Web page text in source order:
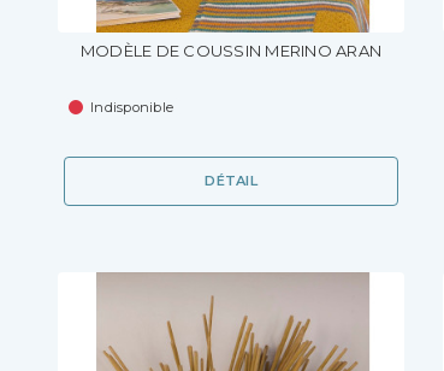
MODÈLE DE COUSSIN MERINO ARAN
Indisponible
DÉTAIL